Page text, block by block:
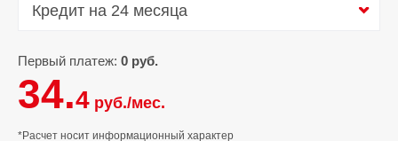
Кредит на 24 месяца
Первый платеж: 0 руб.
34.4 руб./мес.
*Расчет носит информационный характер
Кредит на 24 месяца